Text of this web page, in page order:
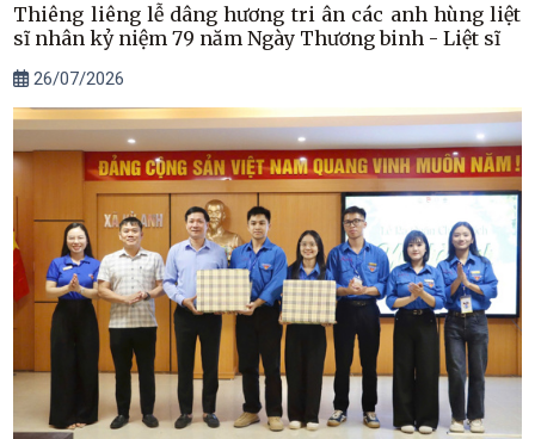
Thiêng liêng lễ dâng hương tri ân các anh hùng liệt
sĩ nhân kỷ niệm 79 năm Ngày Thương binh - Liệt sĩ
26/07/2026